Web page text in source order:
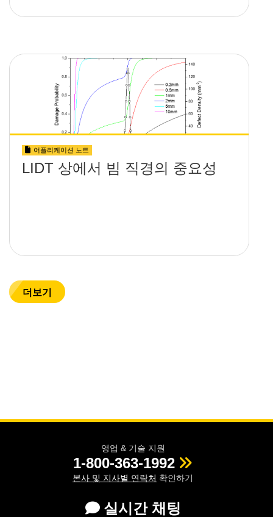
어플리케이션 노트
LIDT 상에서 빔 직경의 중요성
더보기
영업 & 기술 지원
1-800-363-1992
본사 및 지사별 연락처 확인하기
실시간 채팅